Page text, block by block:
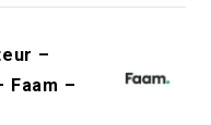
–
Faam –